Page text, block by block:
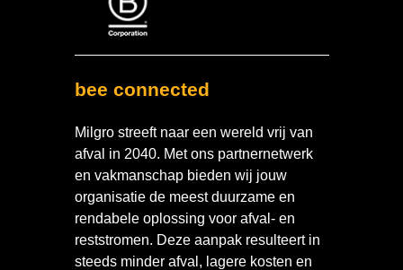
bee connected
Milgro streeft naar een wereld vrij van
afval in 2040. Met ons partnernetwerk
en vakmanschap bieden wij jouw
organisatie de meest duurzame en
rendabele oplossing voor afval- en
reststromen. Deze aanpak resulteert in
steeds minder afval, lagere kosten en